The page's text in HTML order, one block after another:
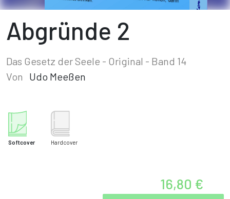
Abgründe 2
Das Gesetz der Seele - Original - Band 14
Von
Udo Meeßen
Softcover Hardcover
16,80 €